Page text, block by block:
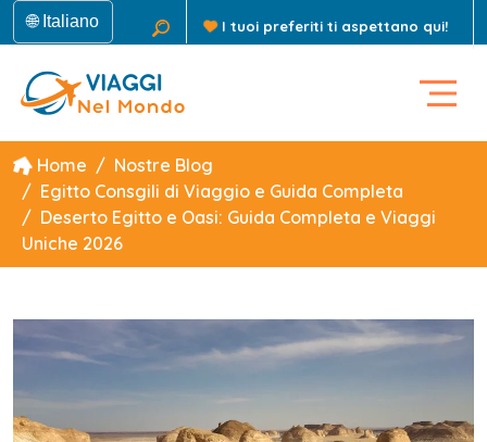
🌐 Italiano I tuoi preferiti ti aspettano qui!
Home
Nostre Blog
Egitto Consgili di Viaggio e Guida Completa
Deserto Egitto e Oasi: Guida Completa e Viaggi
Uniche 2026